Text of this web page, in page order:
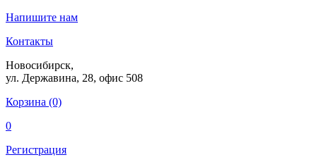
Напишите нам
Контакты
Новосибирск,
ул. Державина, 28, офис 508
Корзина (0)
0
Регистрация